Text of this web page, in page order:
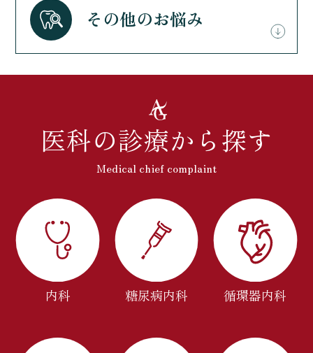
その他のお悩み
医科の診療から探す
Medical chief complaint
内科 糖尿病内科 循環器内科